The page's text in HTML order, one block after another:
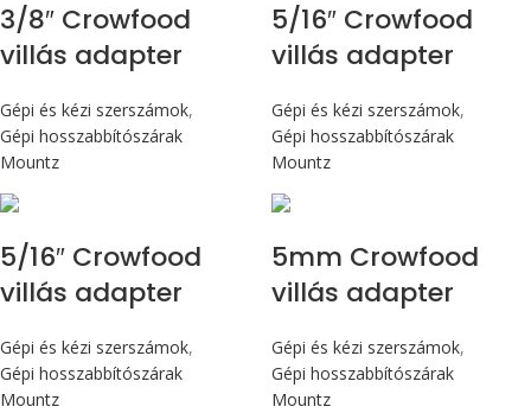
3/8″ Crowfood
villás adapter
Gépi és kézi szerszámok,
Gépi hosszabbítószárak
Mountz
5/16″ Crowfood
villás adapter
Gépi és kézi szerszámok,
Gépi hosszabbítószárak
Mountz
5/16″ Crowfood
villás adapter
Gépi és kézi szerszámok,
Gépi hosszabbítószárak
Mountz
5mm Crowfood
villás adapter
Gépi és kézi szerszámok,
Gépi hosszabbítószárak
Mountz